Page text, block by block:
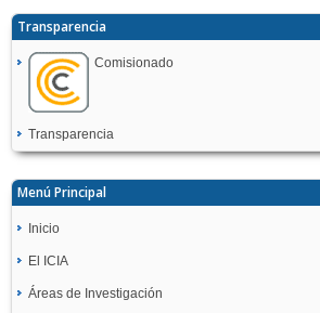
Transparencia
Comisionado
Transparencia
Menú Principal
Inicio
El ICIA
Áreas de Investigación